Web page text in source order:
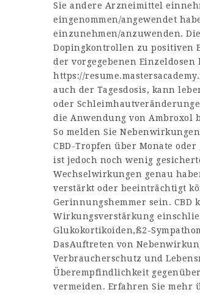
Sie andere Arzneimittel
eingenommen/angewendet
einzunehmen/anzuwenden. Die
Dopingkontrollen zu positiven
der vorgegebenen
https://
auch der Tagesdosis, kann
oder
die Anwendung von Ambroxol
So melden Sie
CBD-Tropfen über Monate
ist jedoch noch wenig
Wechselwirkungen genau
verstärkt oder beeinträchtigt
Gerinnungshemmer sein. CBD
Wirkungsverstärkung
Glukokortikoiden,ß2-
DasAuftreten von
Verbraucherschutz und
Überempfindlichkeit
vermeiden. Erfahren Sie mehr